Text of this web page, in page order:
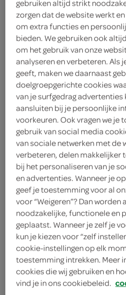
Koopmans
Koopmans
2.
35
410 Gram
Let op: aanbiedingen zijn
producten, maar worden
verwerkt in de winkelmand.
Koopmans mix voor een
appelkruimeltaart
lekker krokant
vernieuwde receptuur
extra lekker met een toef
gebruiken altijd strikt
zorgen dat de website werkt
om extra functies en
bieden. We gebruiken ook
om het gebruik van onze
analyseren en verbeteren. Als
geeft, maken we daarnaast
doelgroepgerichte cookies
van je surfgedrag advertenties
aansluiten bij je persoonlijke
voorkeuren. Ook vragen we je
gebruik van social media
van sociale netwerken met de
verbeteren, delen makkelijker
bij het personaliseren van je
en advertenties. Wanneer je
geef je toestemming voor al
voor “Weigeren”? Dan worden
noodzakelijke, functionele en
geplaatst. Wanneer je zelf je
kun je kiezen voor “zelf
cookie-instellingen op elk
toestemming intrekken. Meer
cookies die wij gebruiken en
vind je in ons cookiebeleid.